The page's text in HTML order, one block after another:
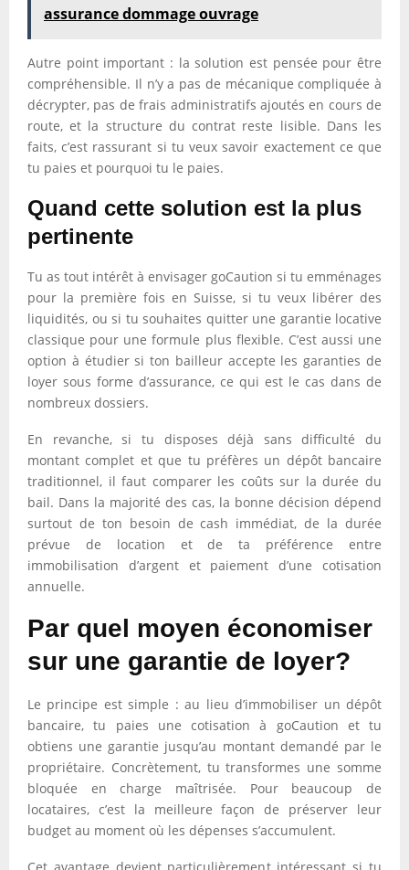
assurance dommage ouvrage
Autre point important : la solution est pensée pour être
compréhensible. Il n’y a pas de mécanique compliquée à
décrypter, pas de frais administratifs ajoutés en cours de
route, et la structure du contrat reste lisible. Dans les
faits, c’est rassurant si tu veux savoir exactement ce que
tu paies et pourquoi tu le paies.
Quand cette solution est la plus
pertinente
Tu as tout intérêt à envisager goCaution si tu emménages
pour la première fois en Suisse, si tu veux libérer des
liquidités, ou si tu souhaites quitter une garantie locative
classique pour une formule plus flexible. C’est aussi une
option à étudier si ton bailleur accepte les garanties de
loyer sous forme d’assurance, ce qui est le cas dans de
nombreux dossiers.
En revanche, si tu disposes déjà sans difficulté du
montant complet et que tu préfères un dépôt bancaire
traditionnel, il faut comparer les coûts sur la durée du
bail. Dans la majorité des cas, la bonne décision dépend
surtout de ton besoin de cash immédiat, de la durée
prévue de location et de ta préférence entre
immobilisation d’argent et paiement d’une cotisation
annuelle.
Par quel moyen économiser
sur une garantie de loyer?
Le principe est simple : au lieu d’immobiliser un dépôt
bancaire, tu paies une cotisation à goCaution et tu
obtiens une garantie jusqu’au montant demandé par le
propriétaire. Concrètement, tu transformes une somme
bloquée en charge maîtrisée. Pour beaucoup de
locataires, c’est la meilleure façon de préserver leur
budget au moment où les dépenses s’accumulent.